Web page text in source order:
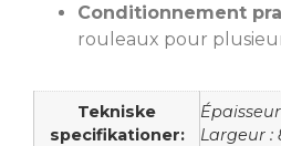
Conditionnement
rouleaux pour
Tekniske
specifikationer:
Largeur :